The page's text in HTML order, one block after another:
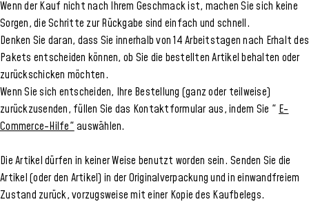
Wenn der Kauf nicht nach Ihrem Geschmack ist, machen Sie sich keine
Sorgen, die Schritte zur Rückgabe sind einfach und schnell.
Denken Sie daran, dass Sie innerhalb von 14 Arbeitstagen nach Erhalt des
Pakets entscheiden können, ob Sie die bestellten Artikel behalten oder
zurückschicken möchten.
Wenn Sie sich entscheiden, Ihre Bestellung (ganz oder teilweise)
zurückzusenden, füllen Sie das Kontaktformular aus, indem Sie " E-
Commerce-Hilfe"auswählen.
Die Artikel dürfen in keiner Weise benutzt worden sein. Senden Sie die
Artikel (oder den Artikel) in der Originalverpackung und in einwandfreiem
Zustand zurück, vorzugsweise mit einer Kopie des Kaufbelegs.